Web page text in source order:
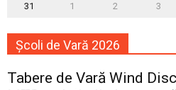
31 1 2 3
Școli de Vară 2026
Tabere de Vară Wind